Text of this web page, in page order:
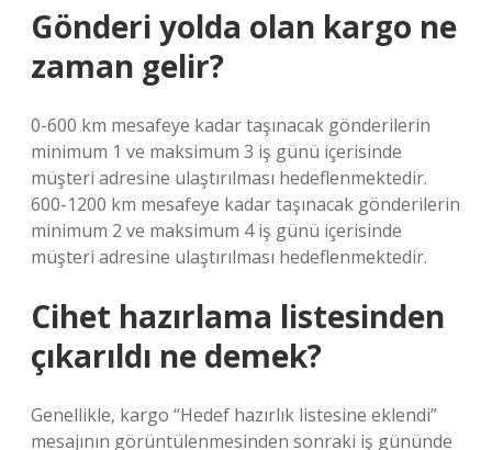
Gönderi yolda olan kargo ne
zaman gelir?
0-600 km mesafeye kadar taşınacak gönderilerin
minimum 1 ve maksimum 3 iş günü içerisinde
müşteri adresine ulaştırılması hedeflenmektedir.
600-1200 km mesafeye kadar taşınacak gönderilerin
minimum 2 ve maksimum 4 iş günü içerisinde
müşteri adresine ulaştırılması hedeflenmektedir.
Cihet hazırlama listesinden
çıkarıldı ne demek?
Genellikle, kargo “Hedef hazırlık listesine eklendi”
mesajının görüntülenmesinden sonraki iş gününde